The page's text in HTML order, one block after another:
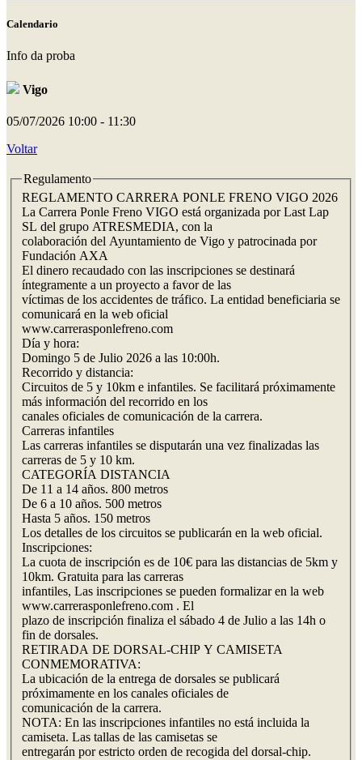
Calendario
Info da proba
Vigo
05/07/2026 10:00 - 11:30
Voltar
Regulamento
REGLAMENTO CARRERA PONLE FRENO VIGO 2026
La Carrera Ponle Freno VIGO está organizada por Last Lap
SL del grupo ATRESMEDIA, con la
colaboración del Ayuntamiento de Vigo y patrocinada por
Fundación AXA
El dinero recaudado con las inscripciones se destinará
íntegramente a un proyecto a favor de las
víctimas de los accidentes de tráfico. La entidad beneficiaria se
comunicará en la web oficial
www.carrerasponlefreno.com
Día y hora:
Domingo 5 de Julio 2026 a las 10:00h.
Recorrido y distancia:
Circuitos de 5 y 10km e infantiles. Se facilitará próximamente
más información del recorrido en los
canales oficiales de comunicación de la carrera.
Carreras infantiles
Las carreras infantiles se disputarán una vez finalizadas las
carreras de 5 y 10 km.
CATEGORÍA DISTANCIA
De 11 a 14 años. 800 metros
De 6 a 10 años. 500 metros
Hasta 5 años. 150 metros
Los detalles de los circuitos se publicarán en la web oficial.
Inscripciones:
La cuota de inscripción es de 10€ para las distancias de 5km y
10km. Gratuita para las carreras
infantiles, Las inscripciones se pueden formalizar en la web
www.carrerasponlefreno.com . El
plazo de inscripción finaliza el sábado 4 de Julio a las 14h o
fin de dorsales.
RETIRADA DE DORSAL-CHIP Y CAMISETA
CONMEMORATIVA:
La ubicación de la entrega de dorsales se publicará
próximamente en los canales oficiales de
comunicación de la carrera.
NOTA: En las inscripciones infantiles no está incluida la
camiseta. Las tallas de las camisetas se
entregarán por estricto orden de recogida del dorsal-chip.